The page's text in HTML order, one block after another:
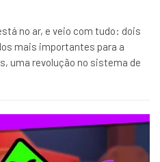
no ar, e veio com tudo: dois
mais importantes para a
uma revolução no sistema de